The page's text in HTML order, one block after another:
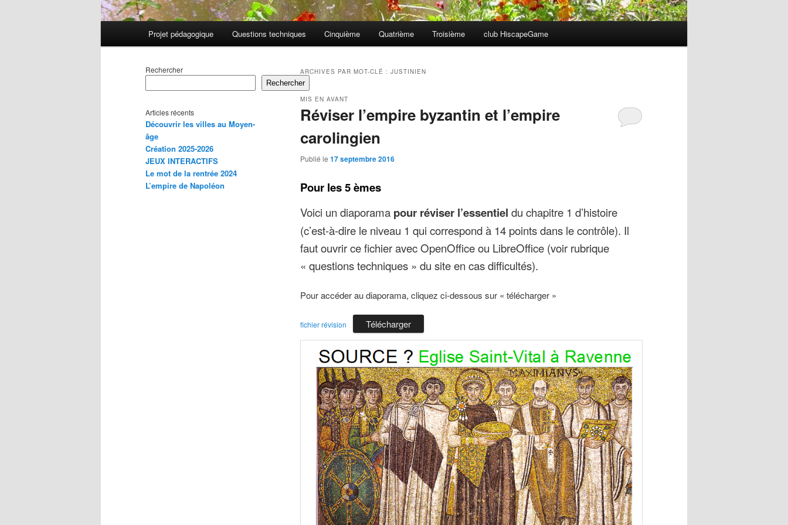
Projet pédagogique Questions techniques Cinquième Quatrième Troisième club HiscapeGame
ARCHIVES PAR MOT-CLÉ : JUSTINIEN
Réviser l’empire byzantin et l’empire
carolingien
MIS EN AVANT
Publié le 17 septembre 2016
Pour les 5 èmes
Voici un diaporama pour réviser l’essentiel du chapitre 1 d’histoire
(c’est-à-dire le niveau 1 qui correspond à 14 points dans le contrôle). Il
faut ouvrir ce fichier avec OpenOffice ou LibreOffice (voir rubrique
« questions techniques » du site en cas difficultés).
Pour accéder au diaporama, cliquez ci-dessous sur « télécharger »
fichier révision Télécharger
Rechercher
Rechercher
Articles récents
Découvrir les villes au Moyen-
âge
Création 2025-2026
JEUX INTERACTIFS
Le mot de la rentrée 2024
L’empire de Napoléon